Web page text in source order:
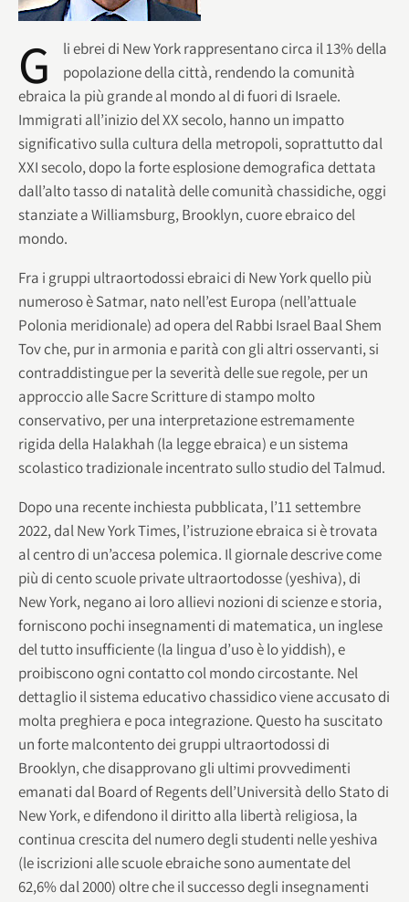
G
li ebrei di New York rappresentano circa il 13% della
popolazione della città, rendendo la comunità
ebraica la più grande al mondo al di fuori di Israele.
Immigrati all’inizio del XX secolo, hanno un impatto
significativo sulla cultura della metropoli, soprattutto dal
XXI secolo, dopo la forte esplosione demografica dettata
dall’alto tasso di natalità delle comunità chassidiche, oggi
stanziate a Williamsburg, Brooklyn, cuore ebraico del
mondo.
Fra i gruppi ultraortodossi ebraici di New York quello più
numeroso è Satmar, nato nell’est Europa (nell’attuale
Polonia meridionale) ad opera del Rabbi Israel Baal Shem
Tov che, pur in armonia e parità con gli altri osservanti, si
contraddistingue per la severità delle sue regole, per un
approccio alle Sacre Scritture di stampo molto
conservativo, per una interpretazione estremamente
rigida della Halakhah (la legge ebraica) e un sistema
scolastico tradizionale incentrato sullo studio del Talmud.
Dopo una recente inchiesta pubblicata, l’11 settembre
2022,dal New York Times, l’istruzione ebraica si è trovata
al centro di un’accesa polemica. Il giornale descrive come
più di cento scuole private ultraortodosse (yeshiva), di
New York, negano ai loro allievi nozioni di scienze e storia,
forniscono pochi insegnamenti di matematica, un inglese
del tutto insufficiente (la lingua d’uso è lo yiddish), e
proibiscono ogni contatto col mondo circostante. Nel
dettaglio il sistema educativo chassidico viene accusato di
molta preghiera e poca integrazione. Questo ha suscitato
un forte malcontento dei gruppi ultraortodossi di
Brooklyn, che disapprovano gli ultimi provvedimenti
emanati dal Board of Regents dell’Università dello Stato di
New York, e difendono il diritto alla libertà religiosa, la
continua crescita del numero degli studenti nelle yeshiva
(le iscrizioni alle scuole ebraiche sono aumentate del
62,6% dal 2000) oltre che il successo degli insegnamenti